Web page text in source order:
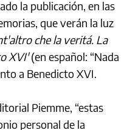
la publicación, en las
que verán la luz
che la veritá. La
XVI'(en español: “Nada
a Benedicto XVI.
Piemme, “estas
personal de la